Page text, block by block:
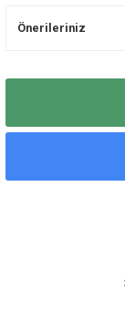
Önerileriniz
Ürün resmi